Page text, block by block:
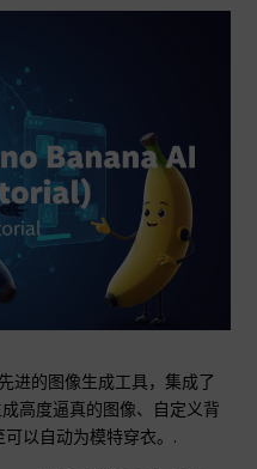
进的图像生成工具，集成了
高度逼真的图像、自定义背
以自动为模特穿衣。.